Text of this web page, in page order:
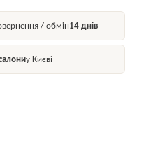
/ обмін14 днів
у Києві